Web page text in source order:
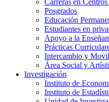
Posgrados
Educación
Estudiantes en
Apoyo a la
Prácticas
Intercambio y
Área Social y
Investigación
Instituto de
Instituto de